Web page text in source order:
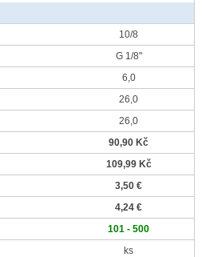
10/8
G 1/8"
6,0
26,0
26,0
90,90 Kč
109,99 Kč
3,50 €
4,24 €
101 - 500
ks